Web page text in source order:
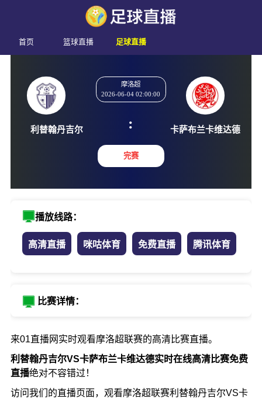
首页 篮球直播 足球直播
利替翰丹吉尔
摩洛超
2026-06-04 02:00:00
:
完赛
播放线路：
高清直播 咪咕体育 免费直播 腾讯体育
比赛详情：
来01直播网实时观看摩洛超联赛的高清比赛直播。
利替翰丹吉尔VS卡萨布兰卡维达德实时在线高清比赛免费
直播绝对不容错过！
访问我们的直播页面，观看摩洛超联赛利替翰丹吉尔VS卡